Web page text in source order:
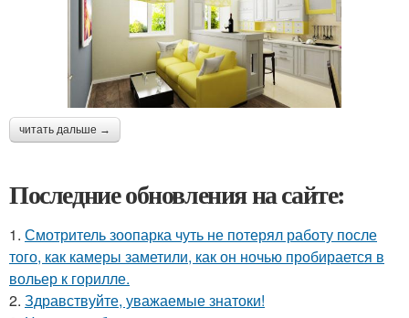
читать дальше →
Последние обновления на сайте:
1. Смотритель зоопарка чуть не потерял работу после
того, как камеры заметили, как он ночью пробирается в
вольер к горилле.
2. Здравствуйте, уважаемые знатоки!